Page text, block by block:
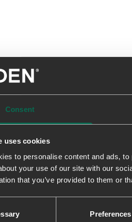
Consent
uses cookies
to personalise content and ads,
your use of our site with our
that you’ve provided to them or
Preferences